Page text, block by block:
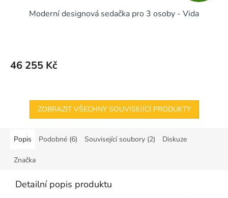
Moderní designová sedačka pro 3 osoby - Vida
46 255 Kč
ZOBRAZIT VŠECHNY SOUVISEJÍCÍ PRODUKTY
Popis Podobné (6) Související soubory (2) Diskuze
Značka
Detailní popis produktu